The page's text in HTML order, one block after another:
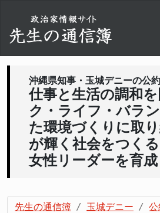
沖縄県知事・玉城デニーの公
仕事と生活の調和
ク・ライフ・バラ
た環境づくりに取
が輝く社会をつくる
女性リーダーを育成
先生の通信簿 玉城デニー